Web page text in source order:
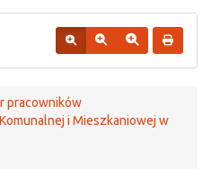
pracowników
i Mieszkaniowej w